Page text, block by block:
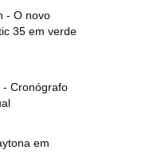
- O novo
35 em verde
- Cronógrafo
em